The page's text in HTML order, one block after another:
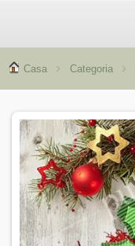
Casa Categoria